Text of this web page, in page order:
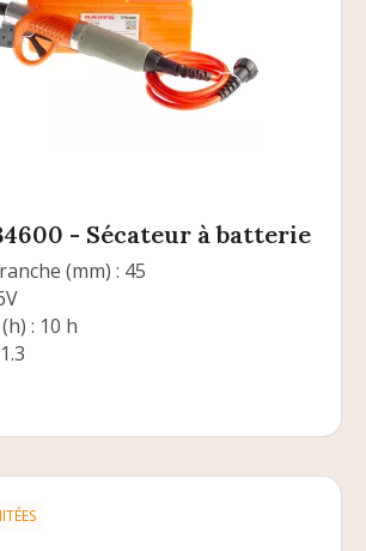
- Sécateur à batterie
(mm) : 45
: 10 h